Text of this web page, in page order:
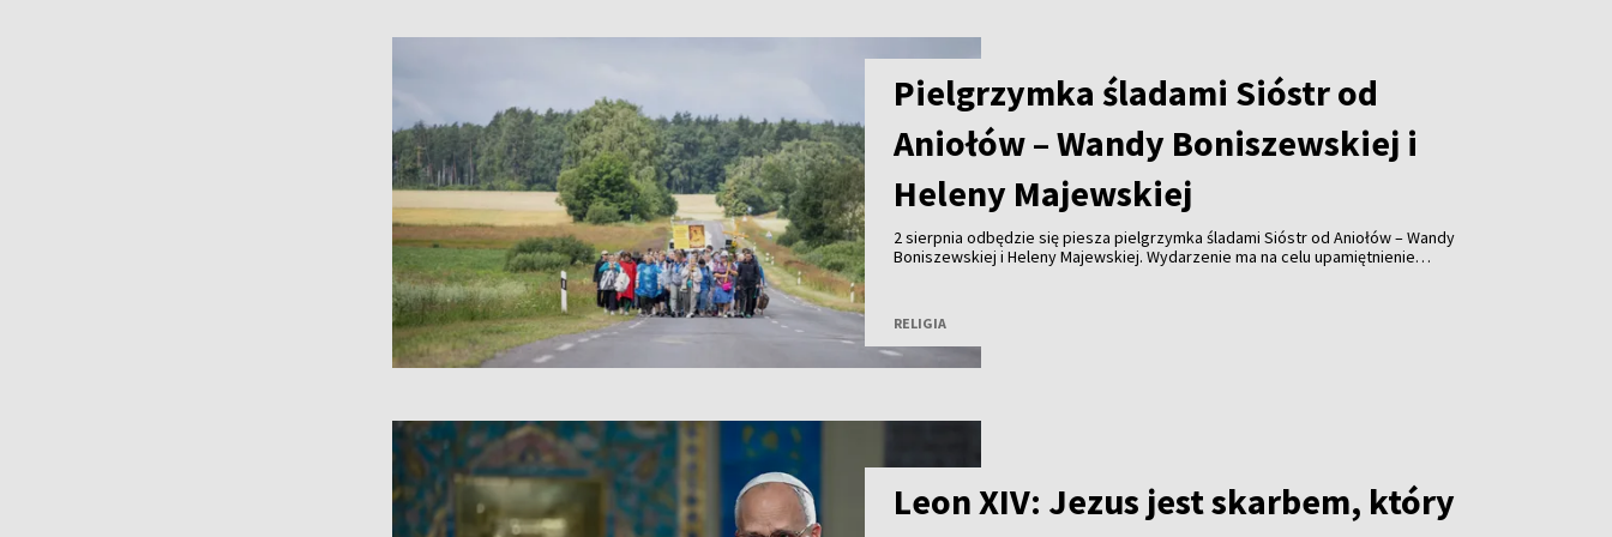
Pielgrzymka śladami Sióstr od
Aniołów – Wandy Boniszewskiej i
Heleny Majewskiej
2 sierpnia odbędzie się piesza pielgrzymka śladami Sióstr od Aniołów – Wandy
Boniszewskiej i Heleny Majewskiej. Wydarzenie ma na celu upamiętnienie
RELIGIA
Leon XIV: Jezus jest skarbem, który